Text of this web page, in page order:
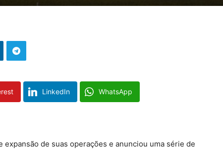
LinkedIn WhatsApp
expansão de suas operações e anunciou uma série de